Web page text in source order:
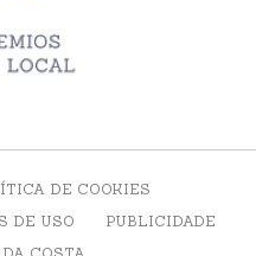
DE COOKIES
DE USO
PUBLICIDADE